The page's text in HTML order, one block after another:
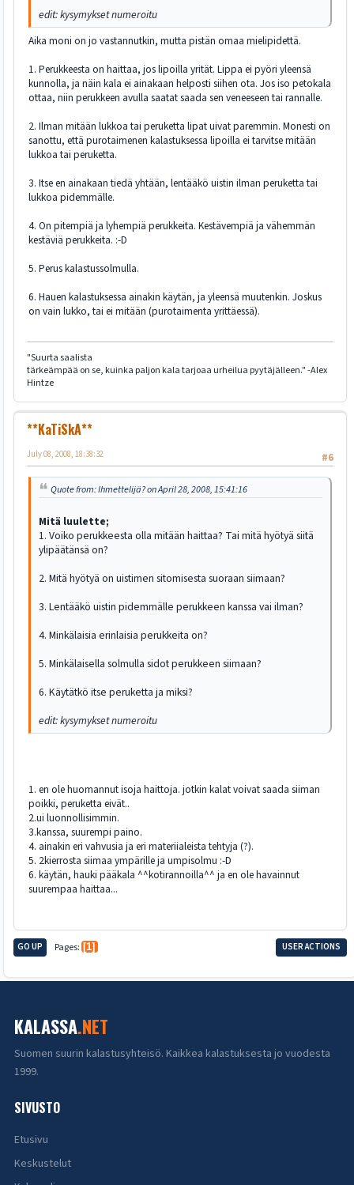
edit: kysymykset numeroitu
Aika moni on jo vastannutkin, mutta pistän omaa mielipidettä.
1. Perukkeesta on haittaa, jos lipoilla yrität. Lippa ei pyöri yleensä
kunnolla, ja näin kala ei ainakaan helposti siihen ota. Jos iso petokala
ottaa, niin perukkeen avulla saatat saada sen veneeseen tai rannalle.
2. Ilman mitään lukkoa tai peruketta lipat uivat paremmin. Monesti on
sanottu, että purotaimenen kalastuksessa lipoilla ei tarvitse mitään
lukkoa tai peruketta.
3. Itse en ainakaan tiedä yhtään, lentääkö uistin ilman peruketta tai
lukkoa pidemmälle.
4. On pitempiä ja lyhempiä perukkeita. Kestävempiä ja vähemmän
kestäviä perukkeita. :-D
5. Perus kalastussolmulla.
6. Hauen kalastuksessa ainakin käytän, ja yleensä muutenkin. Joskus
on vain lukko, tai ei mitään (purotaimenta yrittäessä).
"Suurta saalista
tärkeämpää on se, kuinka paljon kala tarjoaa urheilua pyytäjälleen." -Alex
Hintze
**KaTiSkA**
#6
July 08, 2008, 18:38:32
Quote from: Ihmettelijä? on April 28, 2008, 15:41:16
Mitä luulette;
1. Voiko perukkeesta olla mitään haittaa? Tai mitä hyötyä siitä
ylipäätänsä on?
2. Mitä hyötyä on uistimen sitomisesta suoraan siimaan?
3. Lentääkö uistin pidemmälle perukkeen kanssa vai ilman?
4. Minkälaisia erinlaisia perukkeita on?
5. Minkälaisella solmulla sidot perukkeen siimaan?
6. Käytätkö itse peruketta ja miksi?
edit: kysymykset numeroitu
1. en ole huomannut isoja haittoja. jotkin kalat voivat saada siiman
poikki, peruketta eivät..
2.ui luonnollisimmin.
3.kanssa, suurempi paino.
4. ainakin eri vahvusia ja eri materiialeista tehtyja (?).
5. 2kierrosta siimaa ympärille ja umpisolmu :-D
6. käytän, hauki pääkala ^^kotirannoilla^^ ja en ole havainnut
suurempaa haittaa...
GO UP Pages 1 USER ACTIONS
KALASSA.NET
Suomen suurin kalastusyhteisö. Kaikkea kalastuksesta jo vuodesta
1999.
SIVUSTO
Etusivu
Keskustelut